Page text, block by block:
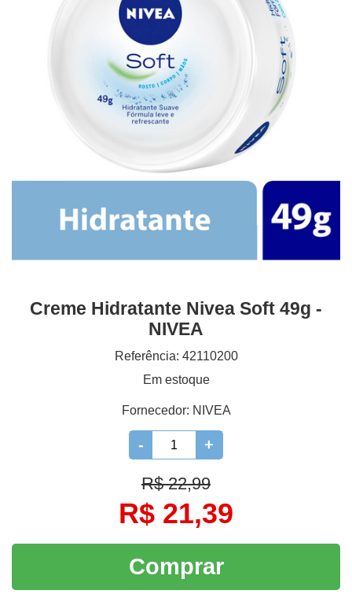
Creme Hidratante Nivea Soft 49g -
NIVEA
Referência: 42110200
Em estoque
Fornecedor: NIVEA
- +
R$ 22,99
R$ 21,39
Comprar